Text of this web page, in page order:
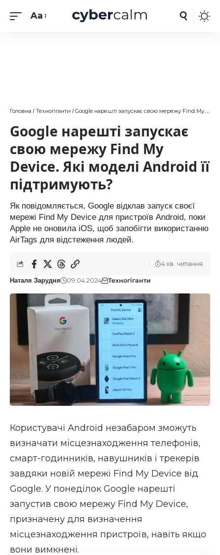
Aa
Головна / Техногіганти / Google нарешті запускає свою мережу Find My Device. Які моделі Android її підтримують?
Google нарешті запускає
свою мережу Find My
Device. Які моделі Android її
підтримують?
Як повідомляється, Google відклав запуск своєї
мережі Find My Device для пристроїв Android, поки
Apple не оновила iOS, щоб запобігти використанню
AirTags для відстеження людей.
Наталя Зарудня 09.04.2024 Техногіганти
4 хв. читання
Користувачі Android незабаром зможуть
визначати місцезнаходження телефонів,
смарт-годинників, навушників і трекерів
завдяки новій мережі Find My Device від
Google. У понеділок Google нарешті
запустив свою мережу Find My Device,
призначену для визначення
місцезнаходження пристроїв, навіть якщо
вони вимкнені.